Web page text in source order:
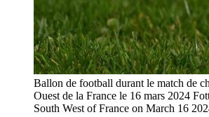
Ballon de football durant le match de
Ouest de la France le 16 mars 2024
South West of France on March 16